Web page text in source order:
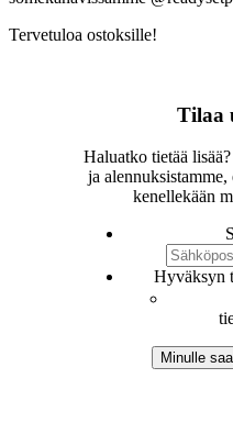
Tervetuloa ostoksille!
Tilaa
Haluatko tietää
ja
kenellekään
Hyväksyn